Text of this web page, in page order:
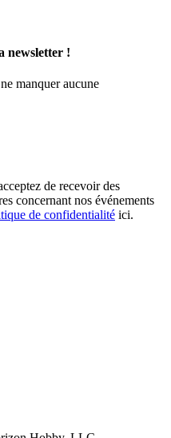
newsletter !
manquer aucune
de recevoir des
concernant nos événements
de confidentialité ici.